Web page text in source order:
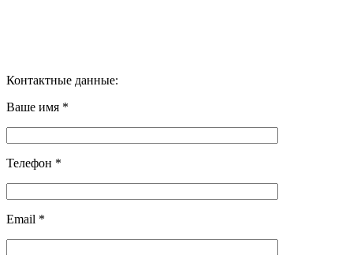
Контактные данные:
Ваше имя *
Телефон *
Email *